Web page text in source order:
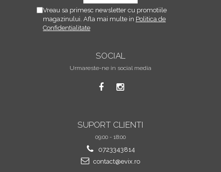
Vreau sa primesc newsletter cu promotiile
magazinului. Afla mai multe in Politica de
Confidentialitate
SOCIAL
Urmareste-ne in social media
SUPORT CLIENTI
09:00 - 18:00
0723343814
contact@evix.ro